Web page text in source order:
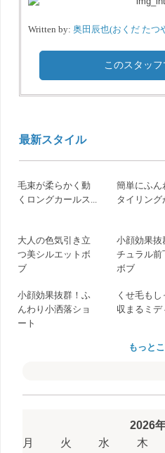
Written by:奥田辰也(おくだ たつ
このスタッ
最新スタイル
毛束が柔らかく動
くロングカールス...
簡単にふん
タイリング
大人の色気引き立
つ美シルエットボ
ブ
小顔効果抜
チュラル前
ボブ
小顔効果抜群！ふ
んわり小洒落ショ
ート
くせ毛もし
収まるミデ
もっと
2026
月
火 水 木